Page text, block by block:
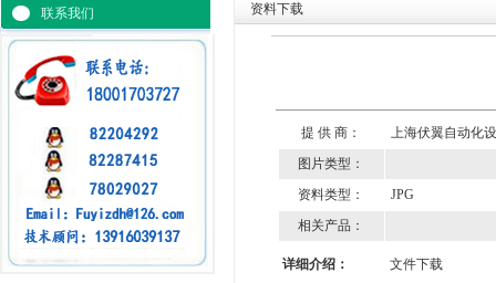
联系我们 资料下载
提 供 商：
上海伏翼自动化
图片类型：
资料类型：
JPG
相关产品：
详细介绍：
文件下载